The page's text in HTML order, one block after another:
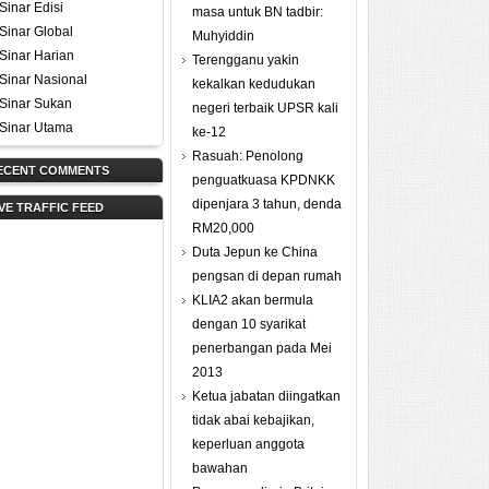
Sinar Edisi
Sinar Global
Sinar Harian
Sinar Nasional
Sinar Sukan
Sinar Utama
COMMENTS
TRAFFIC FEED
masa untuk BN tadbir:
Muhyiddin
Terengganu yakin
kekalkan kedudukan
negeri terbaik UPSR kali
ke-12
Rasuah: Penolong
penguatkuasa KPDNKK
dipenjara 3 tahun, denda
RM20,000
Duta Jepun ke China
pengsan di depan rumah
KLIA2 akan bermula
dengan 10 syarikat
penerbangan pada Mei
2013
Ketua jabatan diingatkan
tidak abai kebajikan,
keperluan anggota
bawahan